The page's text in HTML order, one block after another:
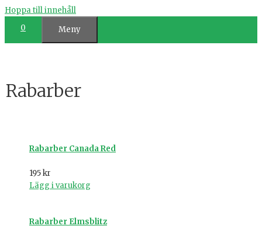
Hoppa till innehåll
0
Meny
Rabarber
Rabarber Canada Red
195kr
Lägg i varukorg
Rabarber Elmsblitz